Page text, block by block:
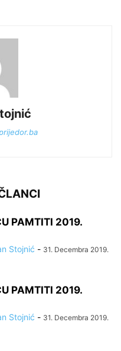
PAMTITI 2019.
Stojnić - 31. Decembra 2019.
PAMTITI 2019.
Stojnić - 31. Decembra 2019.